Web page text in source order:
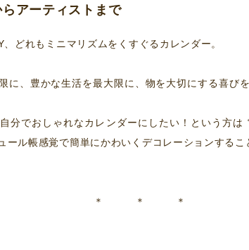
アーティストまで
、どれもミニマリズムをくすぐるカレンダー。
に、豊かな生活を最大限に、物を大切にする喜び
分でおしゃれなカレンダーにしたい！という方は
ール帳感覚で簡単にかわいくデコレーションするこ
＊ ＊ ＊